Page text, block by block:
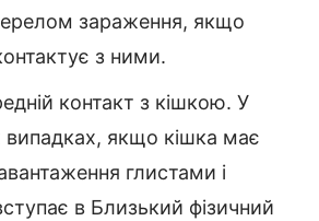
зараження, якщо
з ними.
контакт з кішкою. У
випадках, якщо кішка має
глистами і
в Близький фізичний